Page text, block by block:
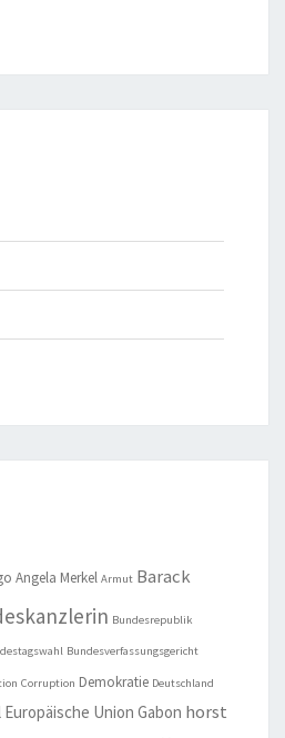
Angela Merkel Armut Barack
Bundesrepublik
Bundesverfassungsgericht
Corruption Demokratie Deutschland
Europäische Union Gabon horst